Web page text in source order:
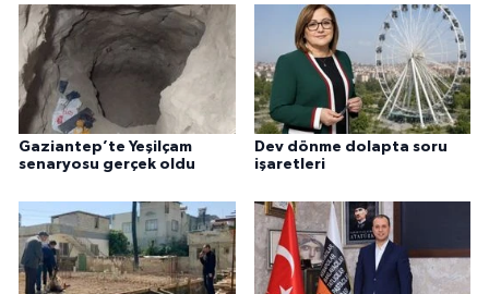
Gaziantep’te Yeşilçam
senaryosu gerçek oldu
Dev dönme dolapta soru
işaretleri